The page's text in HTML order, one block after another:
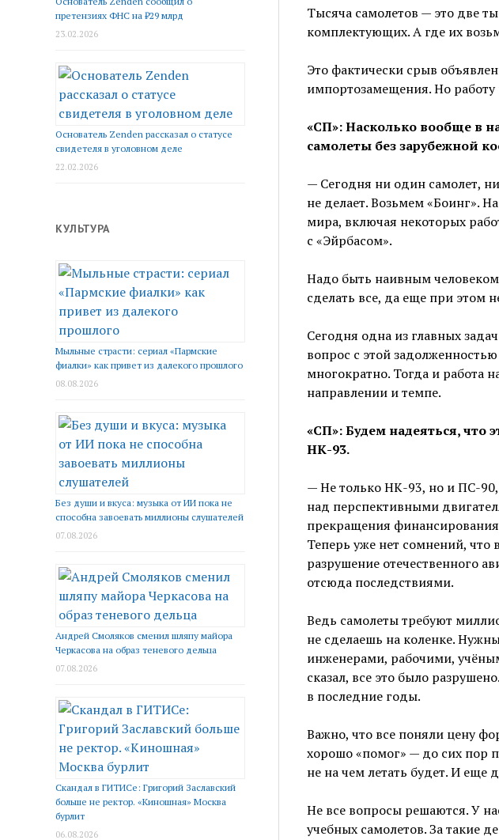
претензиях ФНС на ₽29 млрд
23.02.2026
Основатель Zenden рассказал о статусе
свидетеля в уголовном деле
22.02.2026
КУЛЬТУРА
Мыльные страсти: сериал «Пармские
фиалки» как привет из далекого прошлого
08.08.2026
Без души и вкуса: музыка от ИИ пока не
способна завоевать миллионы слушателей
07.08.2026
Андрей Смоляков сменил шляпу майора
Черкасова на образ теневого дельца
07.08.2026
Скандал в ГИТИСе: Григорий Заславский
больше не ректор. «Киношная» Москва
бурлит
06.08.2026
Тысяча самолетов — это две
комплектующих. А где их
Это фактически срыв
импортозамещения. Но работу
«СП»: Насколько вообще в
самолеты без зарубежной
— Сегодня ни один самолет,
не делает. Возьмем «Боинг».
мира, включая некоторых
с «Эйрбасом».
Надо быть наивным
сделать все, да еще при этом
Сегодня одна из главных
вопрос с этой
многократно. Тогда и работа
направлении и темпе.
«СП»: Будем надеяться, что
НК-93.
— Не только НК-93, но и ПС-90,
над перспективными
прекращения
Теперь уже нет сомнений,
разрушение отечественного
отсюда последствиями.
Ведь самолеты требуют
не сделаешь на коленке.
инженерами, рабочими,
сказал, все это было
в последние годы.
Важно, что все поняли цену
хорошо «помог» — до сих пор
не на чем летать будет. И еще
Не все вопросы решаются. У
учебных самолетов. За такие